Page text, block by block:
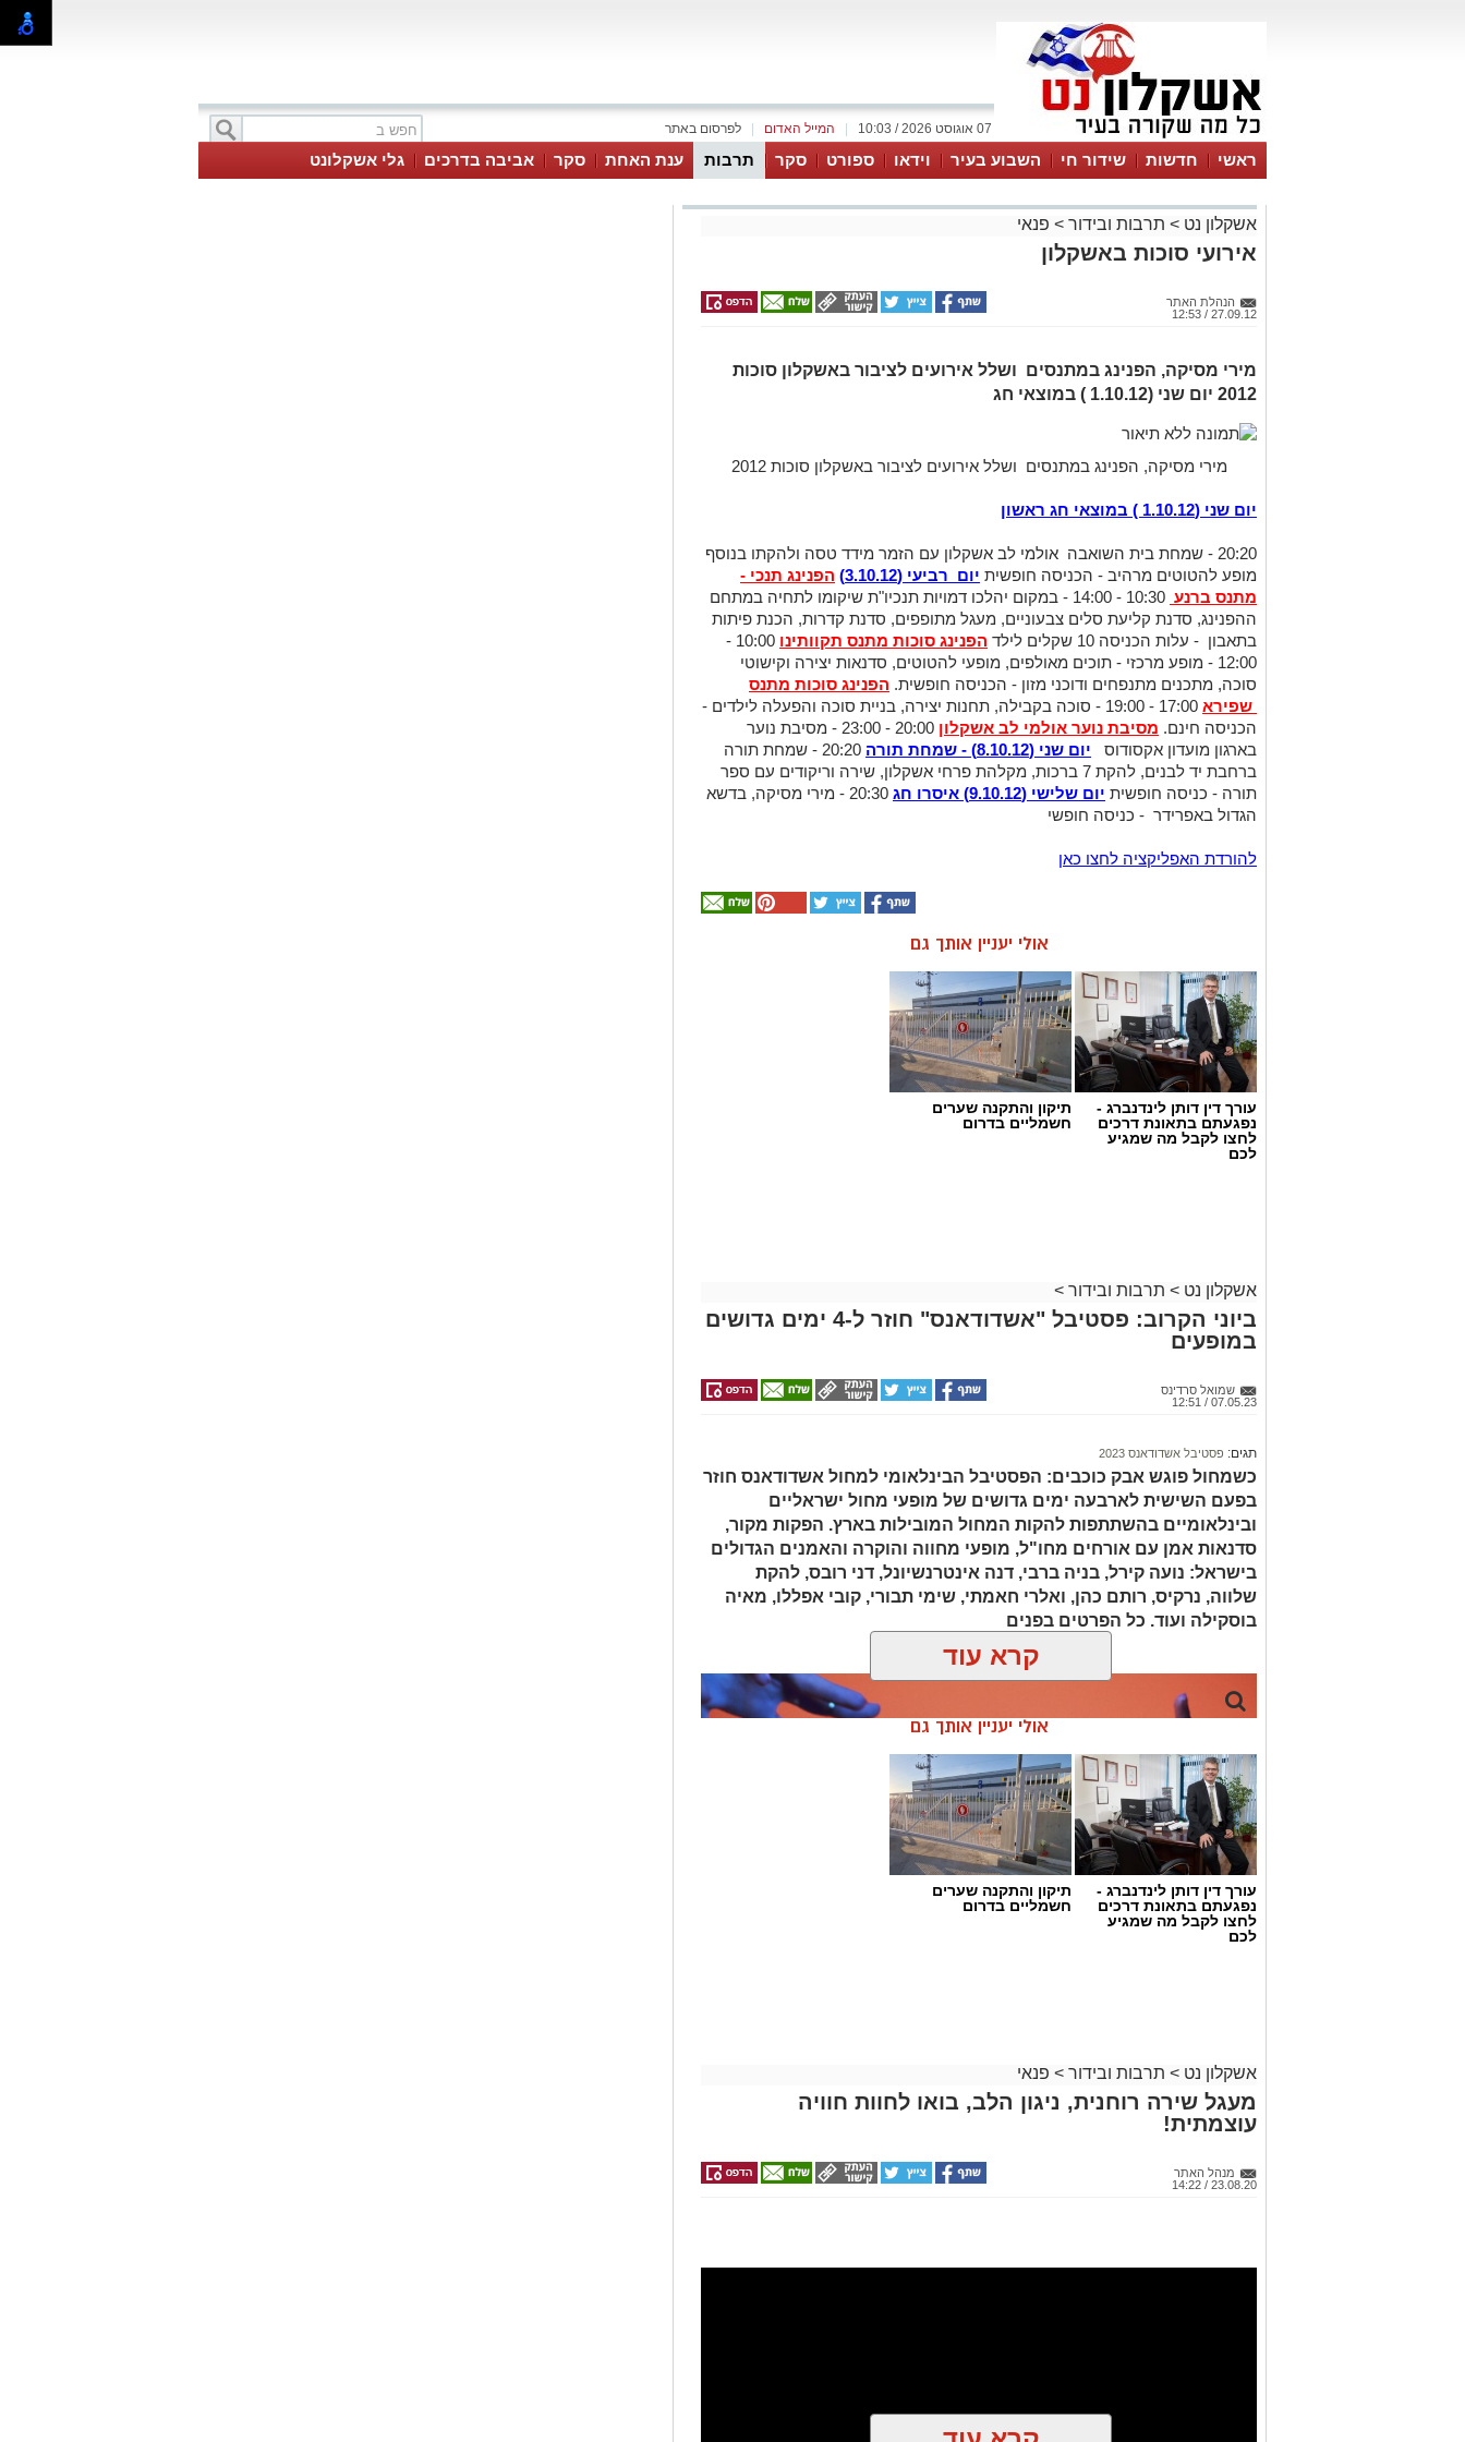
לפרסום באתר המייל האדום 07 אוגוסט 2026 / 10:03
ראשי חדשות שידור חי השבוע בעיר וידאו ספורט סקר תרבות ענת האחת סקר אביבה בדרכים גלי אשקלונט
אשקלון נט > תרבות ובידור > פנאי
אירועי סוכות באשקלון
הנהלת האתר
27.09.12 / 12:53
מירי מסיקה, הפנינג במתנסים ושלל אירועים לציבור באשקלון סוכות
2012 יום שני (1.10.12 ) במוצאי חג
מירי מסיקה, הפנינג במתנסים ושלל אירועים לציבור באשקלון סוכות 2012
יום שני (1.10.12 ) במוצאי חג ראשון
20:20 - שמחת בית השואבה אולמי לב אשקלון עם הזמר מידד טסה ולהקתו בנוסף
מופע להטוטים מרהיב - הכניסה חופשית יום רביעי (3.10.12)
הפנינג תנכי -
מתנס ברנע
10:30 - 14:00 - במקום יהלכו דמויות תנכיו"ת שיקומו לתחיה במתחם
ההפנינג, סדנת קליעת סלים צבעוניים, מעגל מתופפים, סדנת קדרות, הכנת פיתות
בתאבון - עלות הכניסה 10 שקלים לילד
הפנינג סוכות מתנס תקוותינו
10:00 -
12:00 - מופע מרכזי - תוכים מאולפים, מופעי להטוטים, סדנאות יצירה וקישוטי
סוכה, מתכנים מתנפחים ודוכני מזון - הכניסה חופשית. הפנינג סוכות מתנס
שפירא
17:00 - 19:00 - סוכה בקבילה, תחנות יצירה, בניית סוכה והפעלה לילדים -
הכניסה חינם. מסיבת נוער אולמי לב אשקלון
20:00 - 23:00 - מסיבת נוער
בארגון מועדון אקסודוס יום שני (8.10.12) - שמחת תורה
20:20 - שמחת תורה
ברחבת יד לבנים, להקת 7 ברכות, מקלהת פרחי אשקלון, שירה וריקודים עם ספר
תורה - כניסה חופשית יום שלישי (9.10.12) איסרו חג
20:30 - מירי מסיקה, בדשא
הגדול באפרידר - כניסה חופשי
להורדת האפליקציה לחצו כאן
אולי יעניין אותך גם
עורך דין דותן לינדנברג -
נפגעתם בתאונת דרכים
לחצו לקבל מה שמגיע
לכם
תיקון והתקנה שערים
חשמליים בדרום
אשקלון נט > תרבות ובידור >
ביוני הקרוב: פסטיבל "אשדודאנס" חוזר ל-4 ימים גדושים
במופעים
שמואל סרדינס
07.05.23 / 12:51
תגים: פסטיבל אשדודאנס 2023
כשמחול פוגש אבק כוכבים: הפסטיבל הבינלאומי למחול אשדודאנס חוזר
בפעם השישית לארבעה ימים גדושים של מופעי מחול ישראליים
ובינלאומיים בהשתתפות להקות המחול המובילות בארץ. הפקות מקור,
סדנאות אמן עם אורחים מחו"ל, מופעי מחווה והוקרה והאמנים הגדולים
בישראל: נועה קירל, בניה ברבי, דנה אינטרנשיונל, דני רובס, להקת
שלווה, נרקיס, רותם כהן, ואלרי חאמתי, שימי תבורי, קובי אפללו, מאיה
בוסקילה ועוד. כל הפרטים בפנים
קרא עוד
אולי יעניין אותך גם
עורך דין דותן לינדנברג -
נפגעתם בתאונת דרכים
לחצו לקבל מה שמגיע
לכם
תיקון והתקנה שערים
חשמליים בדרום
אשקלון נט > תרבות ובידור > פנאי
מעגל שירה רוחנית, ניגון הלב, בואו לחוות חוויה
עוצמתית!
מנהל האתר
23.08.20 / 14:22